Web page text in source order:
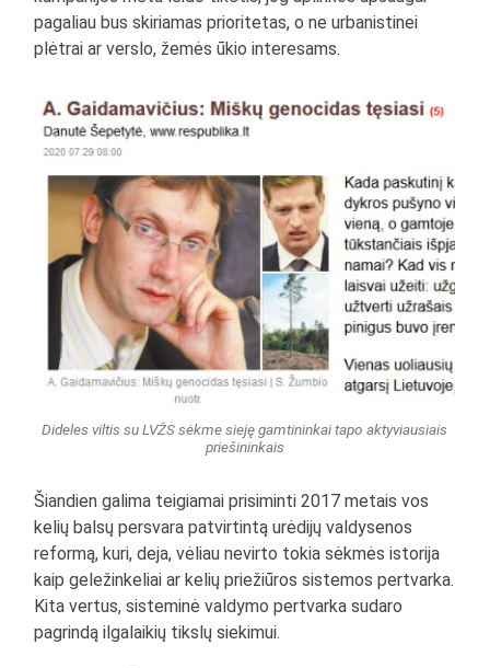
pagaliau bus skiriamas prioritetas, o ne urbanistinei
plėtrai ar verslo, žemės ūkio interesams.
Dideles viltis su LVŽS sėkme sieję gamtininkai tapo aktyviausiais
priešininkais
Šiandien galima teigiamai prisiminti 2017 metais vos
kelių balsų persvara patvirtintą urėdijų valdysenos
reformą, kuri, deja, vėliau nevirto tokia sėkmės istorija
kaip geležinkeliai ar kelių priežiūros sistemos pertvarka.
Kita vertus, sisteminė valdymo pertvarka sudaro
pagrindą ilgalaikių tikslų siekimui.